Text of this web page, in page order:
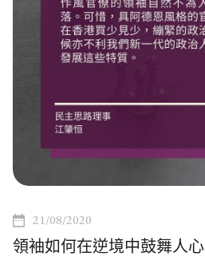
21/08/2020
領袖如何在逆境中鼓舞人心